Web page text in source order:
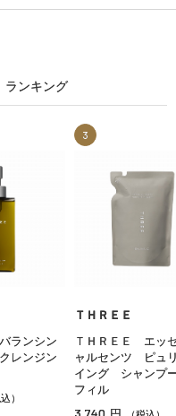
ランキング
ランシン
レンジン
）
3
ＴＨＲＥＥ
ＴＨＲＥＥ エッ
ャルセンツ ピュ
イング シャンプ
フィル